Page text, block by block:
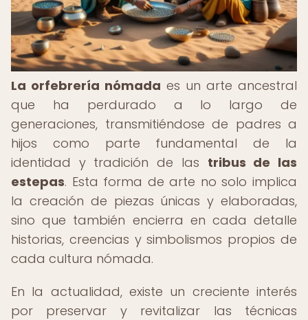
La orfebrería nómada es un arte ancestral
que ha perdurado a lo largo de
generaciones, transmitiéndose de padres a
hijos como parte fundamental de la
identidad y tradición de las tribus de las
estepas. Esta forma de arte no solo implica
la creación de piezas únicas y elaboradas,
sino que también encierra en cada detalle
historias, creencias y simbolismos propios de
cada cultura nómada.
En la actualidad, existe un creciente interés
por preservar y revitalizar las técnicas